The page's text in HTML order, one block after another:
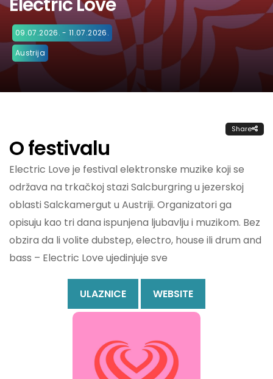
09.07.2026. - 11.07.2026.
Austrija
Share
O festivalu
Electric Love je festival elektronske muzike koji se
održava na trkačkoj stazi Salcburgring u jezerskoj
oblasti Salckamergut u Austriji. Organizatori ga
opisuju kao tri dana ispunjena ljubavlju i muzikom. Bez
obzira da li volite dubstep, electro, house ili drum and
bass – Electric Love ujedinjuje sve
ULAZNICE WEBSITE